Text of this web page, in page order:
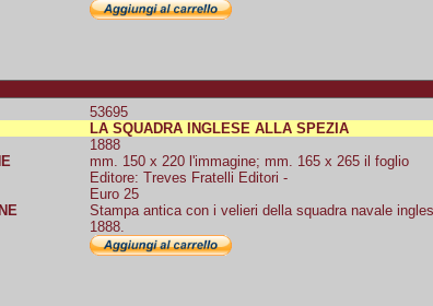
53695
LA SQUADRA INGLESE ALLA SPEZIA
1888
mm. 150 x 220 l'immagine; mm. 165 x 265 il foglio
Editore: Treves Fratelli Editori -
Euro 25
Stampa antica con i velieri della squadra navale
1888.